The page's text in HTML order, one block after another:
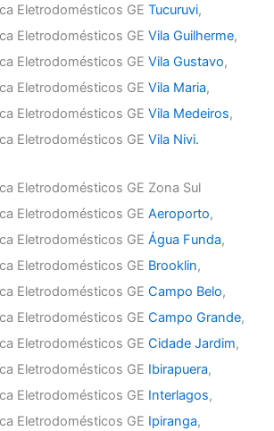
Eletrodomésticos GETucuruvi,
Eletrodomésticos GEVila Guilherme,
Eletrodomésticos GEVila Gustavo,
Eletrodomésticos GEVila Maria,
Eletrodomésticos GEVila Medeiros,
Eletrodomésticos GEVila Nivi.
Eletrodomésticos GE Zona Sul
Eletrodomésticos GEAeroporto,
Eletrodomésticos GEÁgua Funda,
Eletrodomésticos GE Brooklin,
Eletrodomésticos GECampo Belo,
Eletrodomésticos GECampo Grande,
Eletrodomésticos GECidade Jardim,
Eletrodomésticos GE Ibirapuera,
Eletrodomésticos GE Interlagos,
Eletrodomésticos GE Ipiranga,